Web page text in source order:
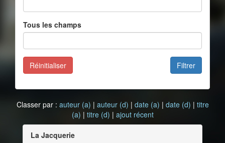
Tous les champs
Filtrer
Réinitialiser
Classer par : auteur (a) | auteur (d) | date (a) | date (d) | titre
(a) | titre (d) | ajout récent
La Jacquerie